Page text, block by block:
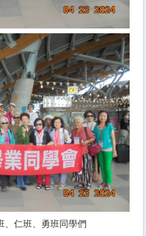
、仁班、勇班同學們